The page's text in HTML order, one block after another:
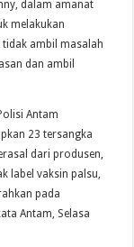
dalam amanat
melakukan
tidak ambil masalah
dan ambil
Antam
23 tersangka
dari produsen,
label vaksin palsu,
pada
Antam, Selasa